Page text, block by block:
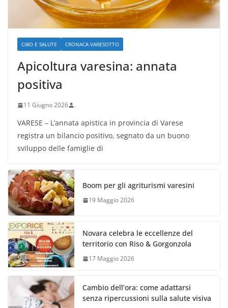
CIBO E SALUTE CRONACA VARESOTTO
Apicoltura varesina: annata
positiva
11 Giugno 2026 .
VARESE – L’annata apistica in provincia di Varese
registra un bilancio positivo, segnato da un buono
sviluppo delle famiglie di
Boom per gli agriturismi varesini
19 Maggio 2026
Novara celebra le eccellenze del
territorio con Riso & Gorgonzola
17 Maggio 2026
Cambio dell’ora: come adattarsi
senza ripercussioni sulla salute visiva